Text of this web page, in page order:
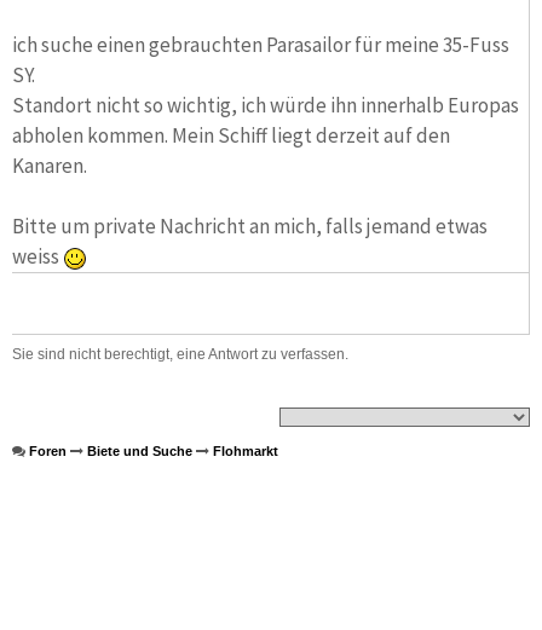
ich suche einen gebrauchten Parasailor für meine 35-Fuss
SY.
Standort nicht so wichtig, ich würde ihn innerhalb Europas
abholen kommen. Mein Schiff liegt derzeit auf den
Kanaren.
Bitte um private Nachricht an mich, falls jemand etwas
weiss
Sie sind nicht berechtigt, eine Antwort zu verfassen.
Foren Biete und Suche Flohmarkt